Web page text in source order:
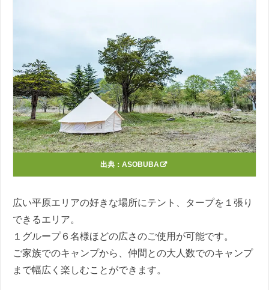
出典： ASOBUBA
広い平原エリアの好きな場所にテント、タープを１張り
できるエリア。
１グループ６名様ほどの広さのご使用が可能です。
ご家族でのキャンプから、仲間との大人数でのキャンプ
まで幅広く楽しむことができます。